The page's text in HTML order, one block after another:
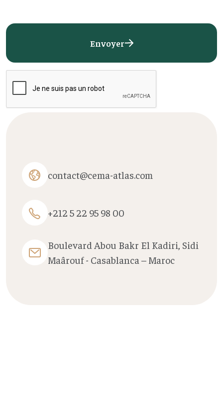
Envoyer
contact@cema-atlas.com
+212 5 22 95 98 00
Boulevard Abou Bakr El Kadiri, Sidi
Maârouf - Casablanca – Maroc